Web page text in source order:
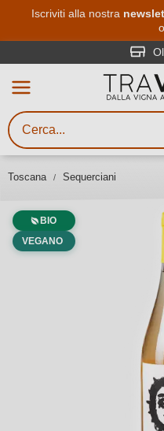
Iscriviti alla nostra
Toscana Sequerciani
BIO
VEGANO
Ricerca vini
Inserisci almeno 3
gusto,
vitigno,